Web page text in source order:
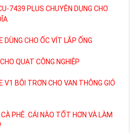
7439 PLUS CHUYÊN DỤNG CHO
CHO ỐC VÍT LẮP ỐNG
QUẠT CÔNG NGHIỆP
V1 BÔI TRƠN CHO VAN THÔNG GIÓ
PHÊ. CÁI NÀO TỐT HƠN VÀ LÀM